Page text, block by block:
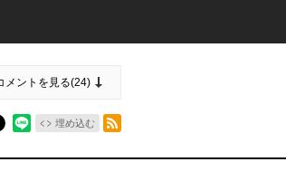
メントを見る(24)
埋め込む